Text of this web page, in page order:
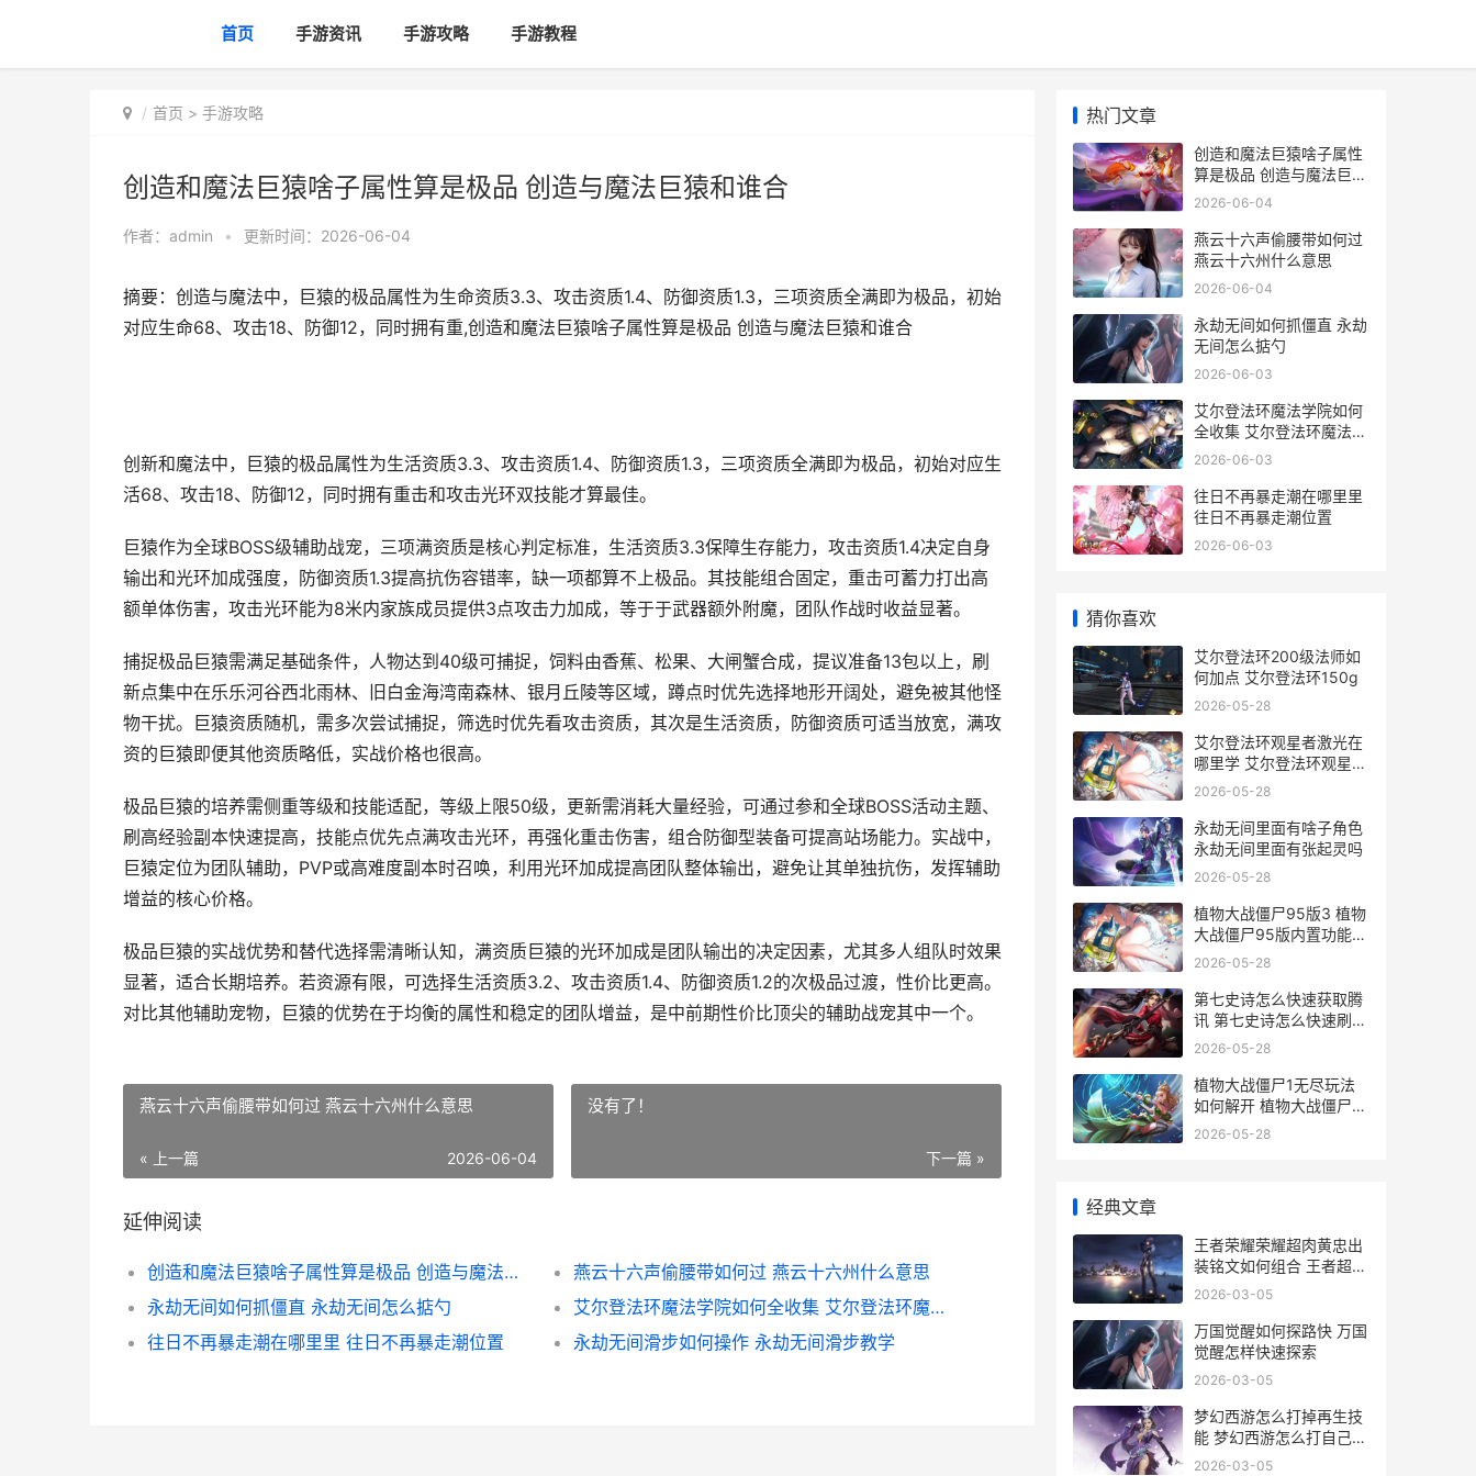
首页 手游资讯 手游攻略 手游教程
首页 > 手游攻略
创造和魔法巨猿啥子属性算是极品 创造与魔法巨猿和谁合
作者： admin • 更新时间：2026-06-04
摘要：创造与魔法中，巨猿的极品属性为生命资质3.3、攻击资质1.4、防御资质1.3，三项资质全满即为极品，初始
对应生命68、攻击18、防御12，同时拥有重,创造和魔法巨猿啥子属性算是极品 创造与魔法巨猿和谁合
创新和魔法中，巨猿的极品属性为生活资质3.3、攻击资质1.4、防御资质1.3，三项资质全满即为极品，初始对应生
活68、攻击18、防御12，同时拥有重击和攻击光环双技能才算最佳。
巨猿作为全球BOSS级辅助战宠，三项满资质是核心判定标准，生活资质3.3保障生存能力，攻击资质1.4决定自身
输出和光环加成强度，防御资质1.3提高抗伤容错率，缺一项都算不上极品。其技能组合固定，重击可蓄力打出高
额单体伤害，攻击光环能为8米内家族成员提供3点攻击力加成，等于于武器额外附魔，团队作战时收益显著。
捕捉极品巨猿需满足基础条件，人物达到40级可捕捉，饲料由香蕉、松果、大闸蟹合成，提议准备13包以上，刷
新点集中在乐乐河谷西北雨林、旧白金海湾南森林、银月丘陵等区域，蹲点时优先选择地形开阔处，避免被其他怪
物干扰。巨猿资质随机，需多次尝试捕捉，筛选时优先看攻击资质，其次是生活资质，防御资质可适当放宽，满攻
资的巨猿即便其他资质略低，实战价格也很高。
极品巨猿的培养需侧重等级和技能适配，等级上限50级，更新需消耗大量经验，可通过参和全球BOSS活动主题、
刷高经验副本快速提高，技能点优先点满攻击光环，再强化重击伤害，组合防御型装备可提高站场能力。实战中，
巨猿定位为团队辅助，PVP或高难度副本时召唤，利用光环加成提高团队整体输出，避免让其单独抗伤，发挥辅助
增益的核心价格。
极品巨猿的实战优势和替代选择需清晰认知，满资质巨猿的光环加成是团队输出的决定因素，尤其多人组队时效果
显著，适合长期培养。若资源有限，可选择生活资质3.2、攻击资质1.4、防御资质1.2的次极品过渡，性价比更高。
对比其他辅助宠物，巨猿的优势在于均衡的属性和稳定的团队增益，是中前期性价比顶尖的辅助战宠其中一个。
燕云十六声偷腰带如何过 燕云十六州什么意思
« 上一篇 2026-06-04
没有了！
下一篇 »
延伸阅读
创造和魔法巨猿啥子属性算是极品 创造与魔法巨猿和谁合
燕云十六声偷腰带如何过 燕云十六州什么意思
永劫无间如何抓僵直 永劫无间怎么掂勺
艾尔登法环魔法学院如何全收集 艾尔登法环魔法师塔的小岛三只睿智兽物
往日不再暴走潮在哪里里 往日不再暴走潮位置
永劫无间滑步如何操作 永劫无间滑步教学
热门文章
创造和魔法巨猿啥子属性
算是极品 创造与魔法巨猿
和谁合
2026-06-04
燕云十六声偷腰带如何过
燕云十六州什么意思
2026-06-04
永劫无间如何抓僵直 永劫
无间怎么掂勺
2026-06-03
艾尔登法环魔法学院如何
全收集 艾尔登法环魔法师
塔的小岛三只睿智兽物
2026-06-03
往日不再暴走潮在哪里里
往日不再暴走潮位置
2026-06-03
猜你喜欢
艾尔登法环200级法师如
何加点 艾尔登法环150g
2026-05-28
艾尔登法环观星者激光在
哪里学 艾尔登法环观星废
墟封印
2026-05-28
永劫无间里面有啥子角色
永劫无间里面有张起灵吗
2026-05-28
植物大战僵尸95版3 植物
大战僵尸95版内置功能菜
单
2026-05-28
第七史诗怎么快速获取腾
讯 第七史诗怎么快速刷好
感度
2026-05-28
植物大战僵尸1无尽玩法
如何解开 植物大战僵尸1
经典版
2026-05-28
经典文章
王者荣耀荣耀超肉黄忠出
装铭文如何组合 王者超级
荣耀笔趣阁
2026-03-05
万国觉醒如何探路快 万国
觉醒怎样快速探索
2026-03-05
梦幻西游怎么打掉再生技
能 梦幻西游怎么打自己队
友
2026-03-05